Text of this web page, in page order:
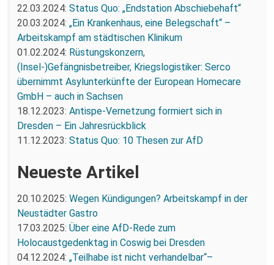
22.03.2024: Status Quo: „Endstation Abschiebehaft“
20.03.2024: „Ein Krankenhaus, eine Belegschaft“ –
Arbeitskampf am städtischen Klinikum
01.02.2024: Rüstungskonzern,
(Insel-)Gefängnisbetreiber, Kriegslogistiker: Serco
übernimmt Asylunterkünfte der European Homecare
GmbH – auch in Sachsen
18.12.2023: Antispe-Vernetzung formiert sich in
Dresden – Ein Jahresrückblick
11.12.2023: Status Quo: 10 Thesen zur AfD
Neueste Artikel
20.10.2025: Wegen Kündigungen? Arbeitskampf in der
Neustädter Gastro
17.03.2025: Über eine AfD-Rede zum
Holocaustgedenktag in Coswig bei Dresden
04.12.2024: „Teilhabe ist nicht verhandelbar“–